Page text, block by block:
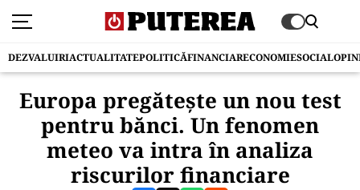
DEZVALUIRIACTUALITATEPOLITICĂFINANCIARECONOMIESOCIAL
Europa pregătește un nou test
pentru bănci. Un fenomen
meteo va intra în analiza
riscurilor financiare